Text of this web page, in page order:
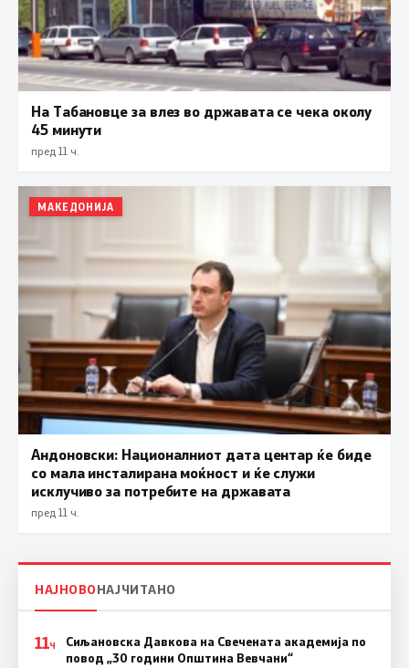
На Табановце за влез во државата се чека околу
45 минути
пред 11 ч.
МАКЕДОНИЈА
Андоновски: Националниот дата центар ќе биде
со мала инсталирана моќност и ќе служи
исклучиво за потребите на државата
пред 11 ч.
НАЈНОВОНАЈЧИТАНО
11Ч
Сиљановска Давкова на Свечената академија по
повод „30 години Општина Вевчани“